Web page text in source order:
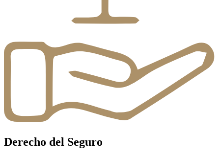
Derecho del Seguro